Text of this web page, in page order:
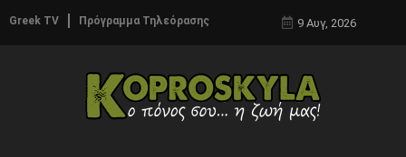
Greek TV Πρόγραμμα Τηλεόρασης 9 Αυγ, 2026